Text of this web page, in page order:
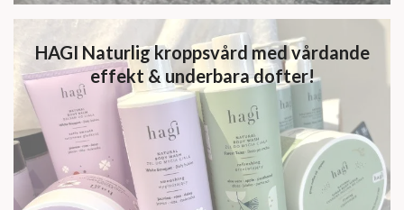
HAGI Naturlig kroppsvård med vårdande
effekt & underbara dofter!